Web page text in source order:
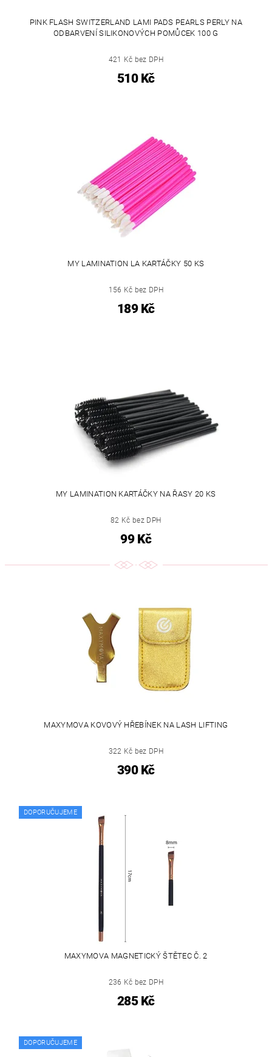
PINK FLASH SWITZERLAND LAMI PADS PEARLS PERLY NA
ODBARVENÍ SILIKONOVÝCH POMŮCEK 100 G
421 Kč bez DPH
510 Kč
MY LAMINATION LA KARTÁČKY 50 KS
156 Kč bez DPH
189 Kč
MY LAMINATION KARTÁČKY NA ŘASY 20 KS
82 Kč bez DPH
99 Kč
MAXYMOVA KOVOVÝ HŘEBÍNEK NA LASH LIFTING
322 Kč bez DPH
390 Kč
DOPORUČUJEME
MAXYMOVA MAGNETICKÝ ŠTĚTEC Č. 2
236 Kč bez DPH
285 Kč
DOPORUČUJEME